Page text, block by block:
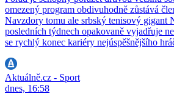
omezený program obdivuhodně zůstává
Navzdory tomu ale srbský tenisový gigant
posledních týdnech opakovaně vyjadřuje
se rychlý konec kariéry nejúspěšnějšího
Aktuálně.cz - Sport
dnes, 16:58